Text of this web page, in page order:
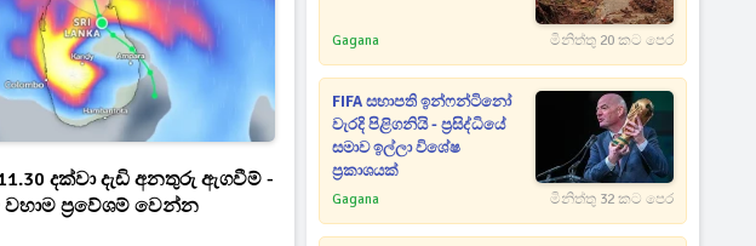
11.30 දක්වා දැඩි අනතුරු ඇගවීම් -
ප්‍රවේශම් වෙන්න
Gagana මිනිත්තු 20 කට පෙර
FIFA සභාපති ඉන්ෆන්ටිනෝ
වැරදි පිළිගනියි - ප්‍රසිද්ධියේ
සමාව ඉල්ලා විශේෂ
ප්‍රකාශයක්
Gagana මිනිත්තු 32 කට පෙර